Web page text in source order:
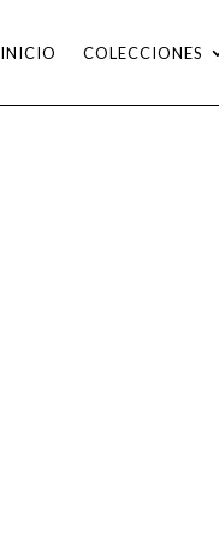
INICIO COLECCIONES